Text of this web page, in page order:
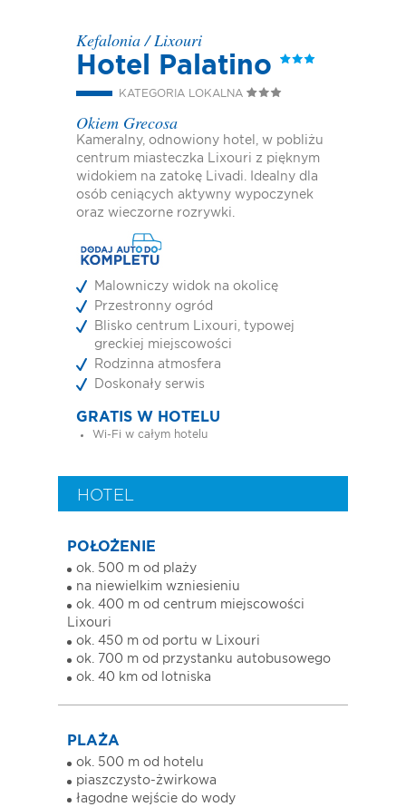
Kefalonia/Lixouri
Hotel Palatino
KATEGORIA LOKALNA
Okiem Grecosa
Kameralny, odnowiony hotel, w pobliżu
centrum miasteczka Lixouri z pięknym
widokiem na zatokę Livadi. Idealny dla
osób ceniących aktywny wypoczynek
oraz wieczorne rozrywki.
Malowniczy widok na okolicę
Przestronny ogród
Blisko centrum Lixouri, typowej
greckiej miejscowości
Rodzinna atmosfera
Doskonały serwis
GRATIS W HOTELU
Wi-Fi w całym hotelu
HOTEL
POŁOŻENIE
ok. 500 m od plaży
na niewielkim wzniesieniu
ok. 400 m od centrum miejscowości
Lixouri
ok. 450 m od portu w Lixouri
ok. 700 m od przystanku autobusowego
ok. 40 km od lotniska
PLAŻA
ok. 500 m od hotelu
piaszczysto-żwirkowa
łagodne wejście do wody